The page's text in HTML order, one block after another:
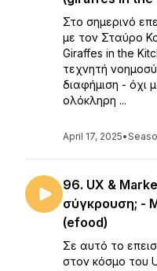
Στο σημερινό
με τον Σταύρο
Giraffes in the
τεχνητή
διαφήμιση - όχι
ολόκληρη ...
April 17, 2025•
96. UX &
σύγκρουση; -
(efood)
Σε αυτό το
στον κόσμο του